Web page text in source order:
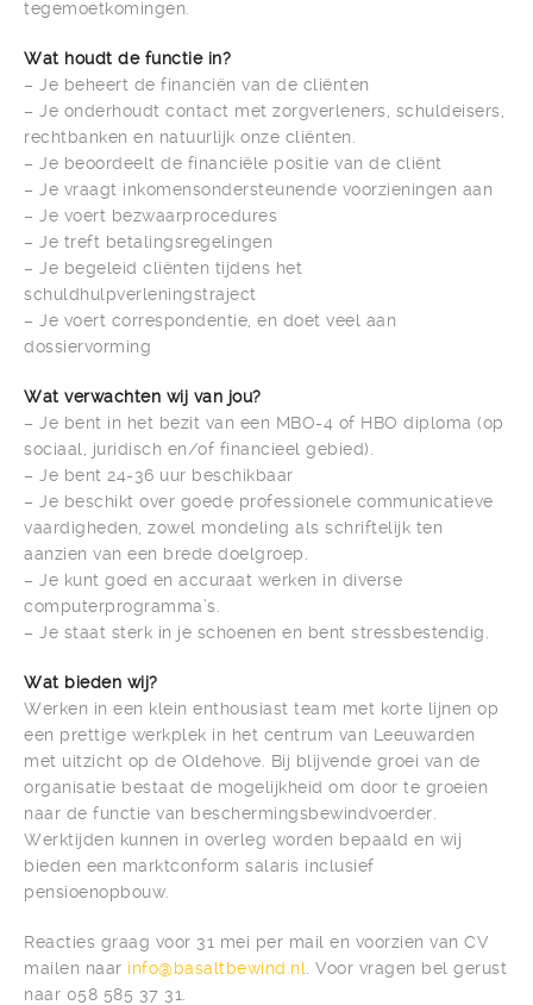
tegemoetkomingen.
Wat houdt de functie in?
– Je beheert de financiën van de cliënten
– Je onderhoudt contact met zorgverleners, schuldeisers,
rechtbanken en natuurlijk onze cliënten.
– Je beoordeelt de financiële positie van de cliënt
– Je vraagt inkomensondersteunende voorzieningen aan
– Je voert bezwaarprocedures
– Je treft betalingsregelingen
– Je begeleid cliënten tijdens het
schuldhulpverleningstraject
– Je voert correspondentie, en doet veel aan
dossiervorming
Wat verwachten wij van jou?
– Je bent in het bezit van een MBO-4 of HBO diploma (op
sociaal, juridisch en/of financieel gebied).
– Je bent 24-36 uur beschikbaar
– Je beschikt over goede professionele communicatieve
vaardigheden, zowel mondeling als schriftelijk ten
aanzien van een brede doelgroep.
– Je kunt goed en accuraat werken in diverse
computerprogramma’s.
– Je staat sterk in je schoenen en bent stressbestendig.
Wat bieden wij?
Werken in een klein enthousiast team met korte lijnen op
een prettige werkplek in het centrum van Leeuwarden
met uitzicht op de Oldehove. Bij blijvende groei van de
organisatie bestaat de mogelijkheid om door te groeien
naar de functie van beschermingsbewindvoerder.
Werktijden kunnen in overleg worden bepaald en wij
bieden een marktconform salaris inclusief
pensioenopbouw.
Reacties graag voor 31 mei per mail en voorzien van CV
mailen naar info@basaltbewind.nl . Voor vragen bel gerust
naar 058 585 37 31.